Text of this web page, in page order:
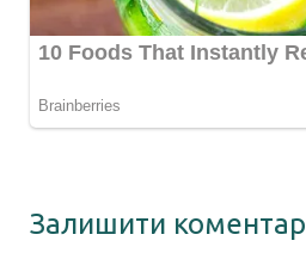
Залишити коментар